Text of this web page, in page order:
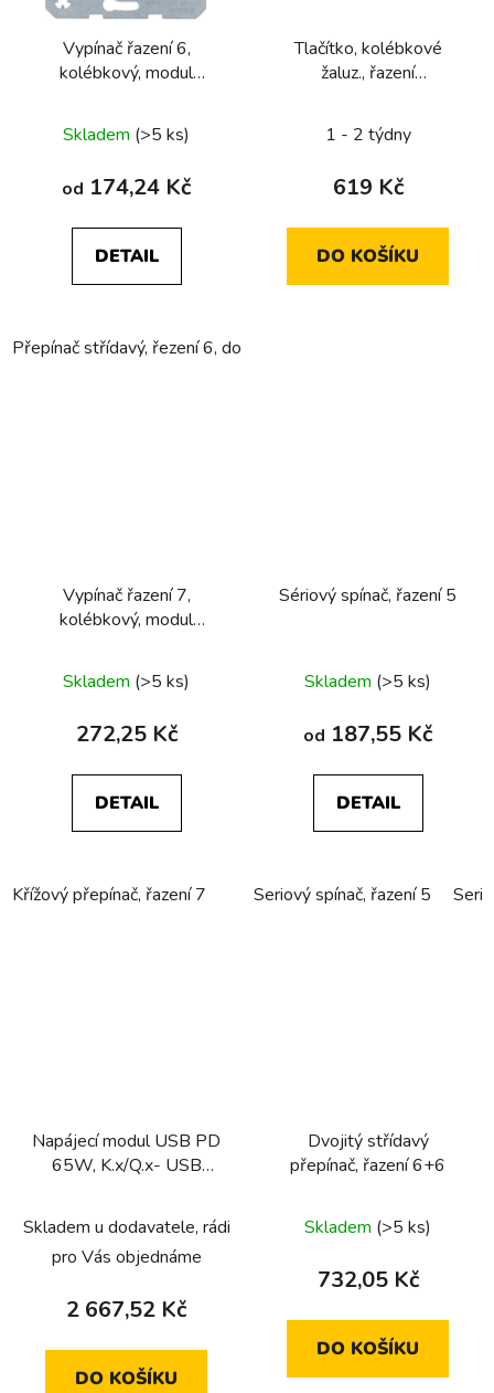
Vypínač řazení 6,
kolébkový, modul
Skladem (>5 ks)
od 174,24 Kč
DETAIL
Přepínač střídavý, řezení 6, do dutých stěn
Tlačítko, kolébkové
žaluz., řazení
A, 250 V~, 4x NO pro
2x žaluzie,
1 - 2 týdny
619 Kč
DO KOŠÍKU
Vypínač řazení 7,
kolébkový, modul
Skladem (>5 ks)
272,25 Kč
DETAIL
Křížový přepínač, řazení 7
Sériový spínač, řazení 5
Skladem (>5 ks)
od 187,55 Kč
DETAIL
Seriový spínač, řazení 5
Napájecí modul USB PD
65W, K.x/Q.x- USB
Skladem u dodavatele, rádi
pro Vás objednáme
2 667,52 Kč
DO KOŠÍKU
Dvojitý střídavý
přepínač, řazení 6+6
Skladem (>5 ks)
732,05 Kč
DO KOŠÍKU